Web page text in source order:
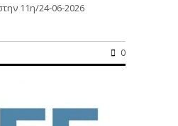
11η/24-06-2026
0